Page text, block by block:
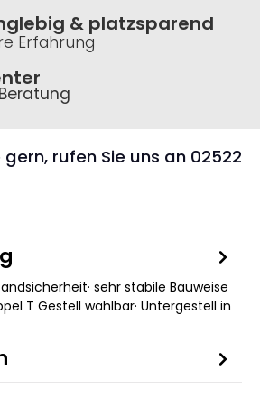
& platzsparend
Erfahrung
rufen Sie uns an 02522
sehr stabile Bauweise
T Gestell wählbar· Untergestell in